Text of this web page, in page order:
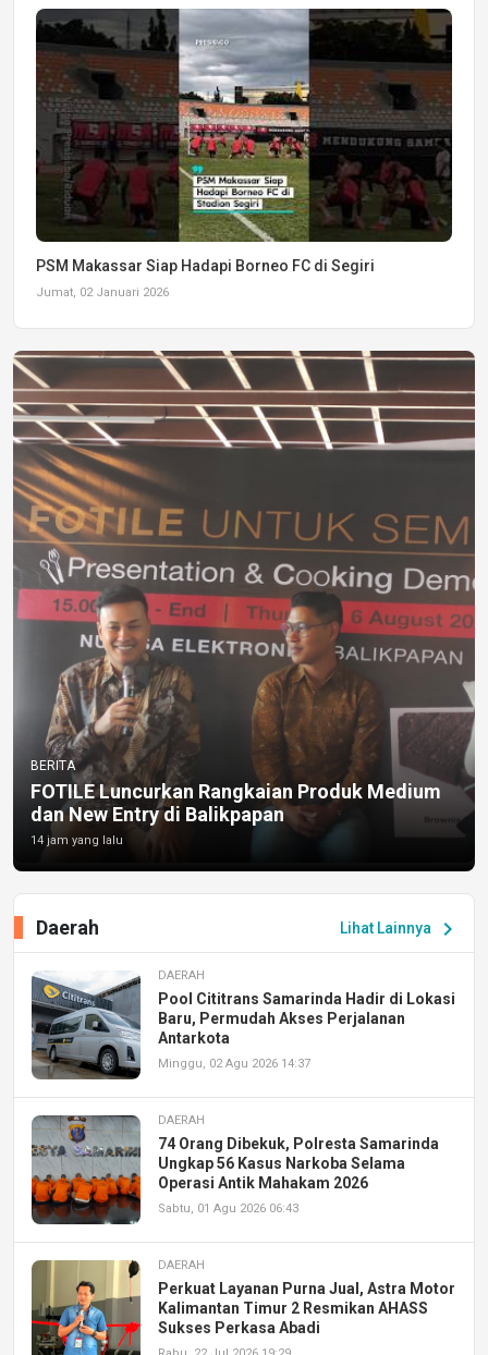
PSM Makassar Siap Hadapi Borneo FC di Segiri
Jumat, 02 Januari 2026
BERITA
FOTILE Luncurkan Rangkaian Produk Medium
dan New Entry di Balikpapan
14 jam yang lalu
Lihat Lainnya chevron_right
Daerah
DAERAH
Pool Cititrans Samarinda Hadir di Lokasi
Baru, Permudah Akses Perjalanan
Antarkota
Minggu, 02 Agu 2026 14:37
DAERAH
74 Orang Dibekuk, Polresta Samarinda
Ungkap 56 Kasus Narkoba Selama
Operasi Antik Mahakam 2026
Sabtu, 01 Agu 2026 06:43
DAERAH
Perkuat Layanan Purna Jual, Astra Motor
Kalimantan Timur 2 Resmikan AHASS
Sukses Perkasa Abadi